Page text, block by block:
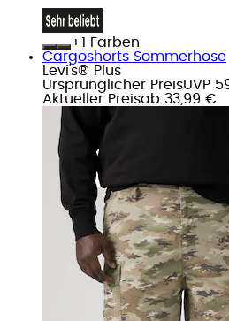
+
Farben
Cargoshorts Sommerhose
Levi's® Plus
Ursprünglicher PreisUVP
Aktueller Preisab 33,99 €